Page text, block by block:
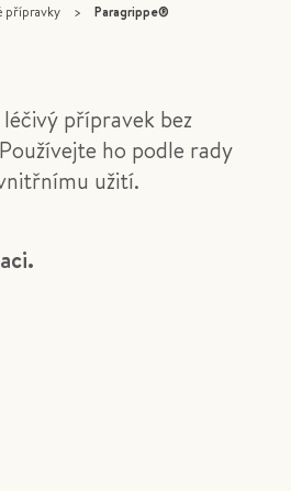
přípravky > Paragrippe®
přípravek bez
ho podle rady
užití.